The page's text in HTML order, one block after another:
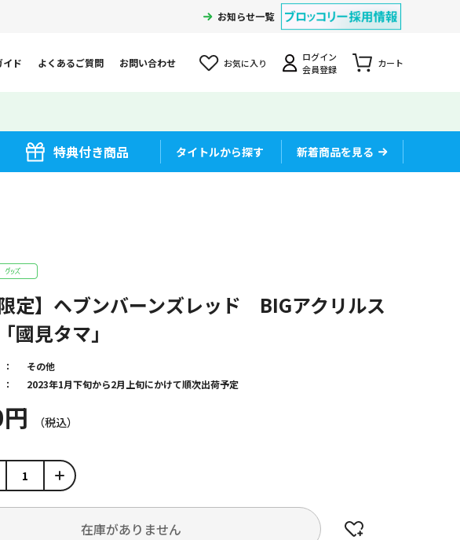
お知らせ一覧
イド よくあるご質問 お問い合わせ お気に入り
ログイン
会員登録
カート
特典付き商品 タイトルから探す 新着商品を見る
限定】ヘブンバーンズレッド BIGアクリルス
國見タマ」
その他
2023年1月下旬から2月上旬にかけて順次出荷予定
在庫がありません